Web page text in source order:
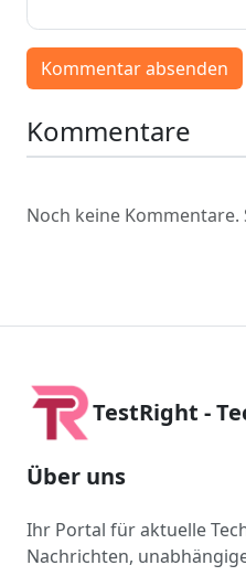
Kommentar absenden
Kommentare
Noch keine Kommentare.
TestRight -
Über uns
Ihr Portal für aktuelle
Nachrichten,